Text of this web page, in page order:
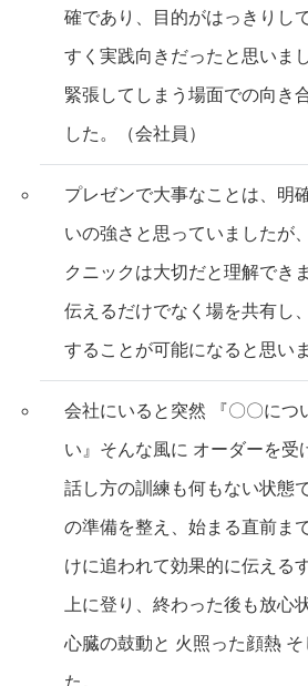
確であり、目的がはっきりし
すく実践向きだったと思いまし
緊張してしまう場面での向き
した。（会社員）
プレゼンで大事なことは、明
いの強さと思っていましたが
クニックは大切だと理解でき
伝えるだけでなく場を共有し
することが可能になると思い
会社にいると突然 『〇〇につ
い』そんな風に オーダーを受
話し方の訓練も何もない状態
の準備を整え、始まる直前ま
けに追われて効果的に伝える
上に登り、終わった後も放心
心臓の鼓動と 火照った顔熱
た。